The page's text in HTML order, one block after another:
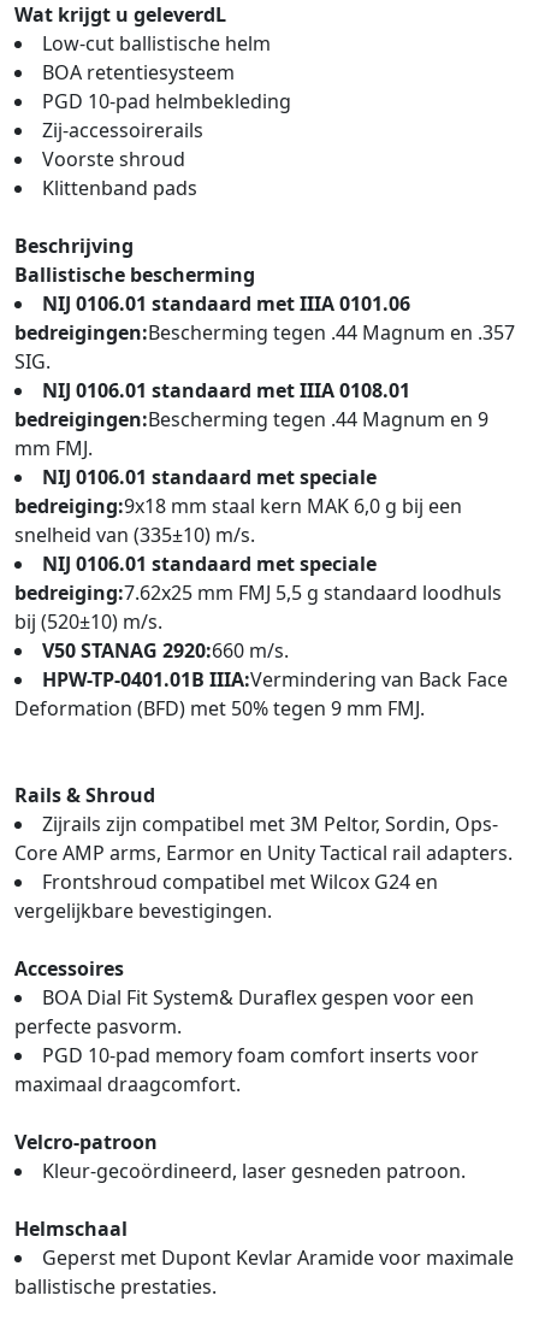
Wat krijgt u geleverdL
Low-cut ballistische helm
BOA retentiesysteem
PGD 10-pad helmbekleding
Zij-accessoirerails
Voorste shroud
Klittenband pads
Beschrijving
Ballistische bescherming
NIJ 0106.01 standaard met IIIA 0101.06
bedreigingen:Bescherming tegen .44 Magnum en .357
SIG.
NIJ 0106.01 standaard met IIIA 0108.01
bedreigingen:Bescherming tegen .44 Magnum en 9
mm FMJ.
NIJ 0106.01 standaard met speciale
bedreiging:9x18 mm staal kern MAK 6,0 g bij een
snelheid van (335±10) m/s.
NIJ 0106.01 standaard met speciale
bedreiging:7.62x25 mm FMJ 5,5 g standaard loodhuls
bij (520±10) m/s.
V50 STANAG 2920:660 m/s.
HPW-TP-0401.01B IIIA:Vermindering van Back Face
Deformation (BFD) met 50% tegen 9 mm FMJ.
Rails & Shroud
Zijrails zijn compatibel met 3M Peltor, Sordin, Ops-
Core AMP arms, Earmor en Unity Tactical rail adapters.
Frontshroud compatibel met Wilcox G24 en
vergelijkbare bevestigingen.
Accessoires
BOA Dial Fit System& Duraflex gespen voor een
perfecte pasvorm.
PGD 10-pad memory foam comfort inserts voor
maximaal draagcomfort.
Velcro-patroon
Kleur-gecoördineerd, laser gesneden patroon.
Helmschaal
Geperst met Dupont Kevlar Aramide voor maximale
ballistische prestaties.